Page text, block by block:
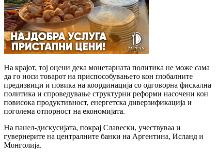
На крајот, тој оцени дека монетарната политика не може сама
да го носи товарот на приспособувањето кон глобалните
предизвици и повика на координација со одговорна фискална
политика и спроведување структурни реформи насочени кон
повисока продуктивност, енергетска диверзификација и
поголема отпорност на економијата.
На панел-дискусијата, покрај Славески, учествуваа и
гувернерите на централните банки на Аргентина, Исланд и
Монголија.